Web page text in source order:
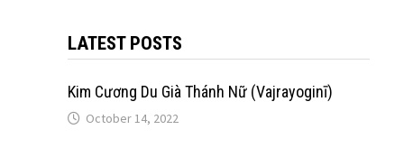
LATEST POSTS
Kim Cương Du Già Thánh Nữ (Vajrayoginī)
October 14, 2022